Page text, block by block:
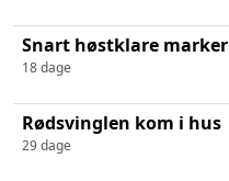
Snart høstklare marker
18 dage
Rødsvinglen kom i hus
29 dage